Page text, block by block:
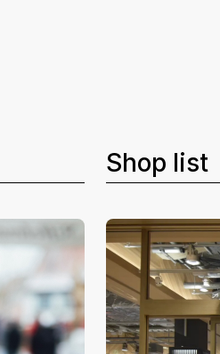
Shop list